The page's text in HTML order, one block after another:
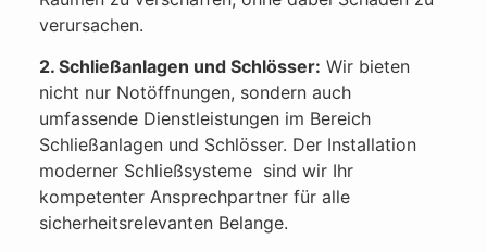
verursachen.
2. Schließanlagen und Schlösser: Wir bieten
nicht nur Notöffnungen, sondern auch
umfassende Dienstleistungen im Bereich
Schließanlagen und Schlösser. Der Installation
moderner Schließsysteme sind wir Ihr
kompetenter Ansprechpartner für alle
sicherheitsrelevanten Belange.